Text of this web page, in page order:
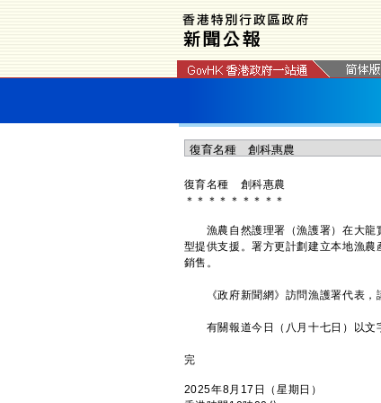
復育名種 創科惠農
＊ ＊ ＊ ＊ ＊ ＊ ＊ ＊ ＊
漁農自然護理署（漁護署）在大龍
型提供支援。署方更計劃建立本地漁
銷售。
《政府新聞網》訪問漁護署代表，
有關報道今日（八月十七日）以文
完
2025年8月17日（星期日）